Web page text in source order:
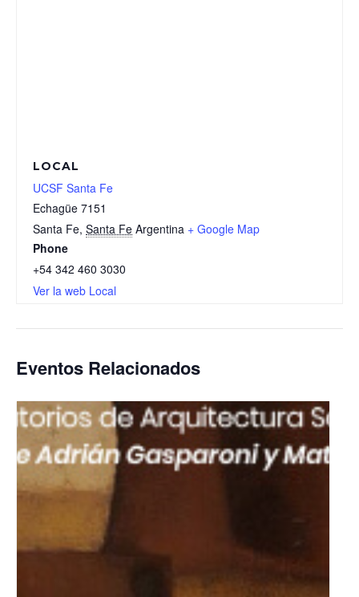
LOCAL
UCSF Santa Fe
Echagüe 7151
Santa Fe, Santa Fe Argentina + Google Map
Phone
+54 342 460 3030
Ver la web Local
Eventos Relacionados